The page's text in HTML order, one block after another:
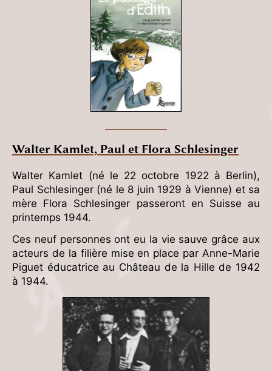
Walter Kamlet, Paul et Flora Schlesinger
Walter Kamlet (né le 22 octobre 1922 à Berlin),
Paul Schlesinger (né le 8 juin 1929 à Vienne) et sa
mère Flora Schlesinger passeront en Suisse au
printemps 1944.
Ces neuf personnes ont eu la vie sauve grâce aux
acteurs de la filière mise en place par Anne-Marie
Piguet éducatrice au Château de la Hille de 1942
à 1944.